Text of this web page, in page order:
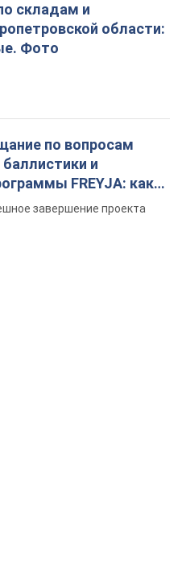
складам и
области:
Фото
по вопросам
и
FREYJA: какие
завершение проекта